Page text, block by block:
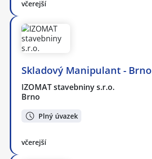
včerejší
Skladový Manipulant - Brno
IZOMAT stavebniny s.r.o.
Brno
Plný úvazek
včerejší